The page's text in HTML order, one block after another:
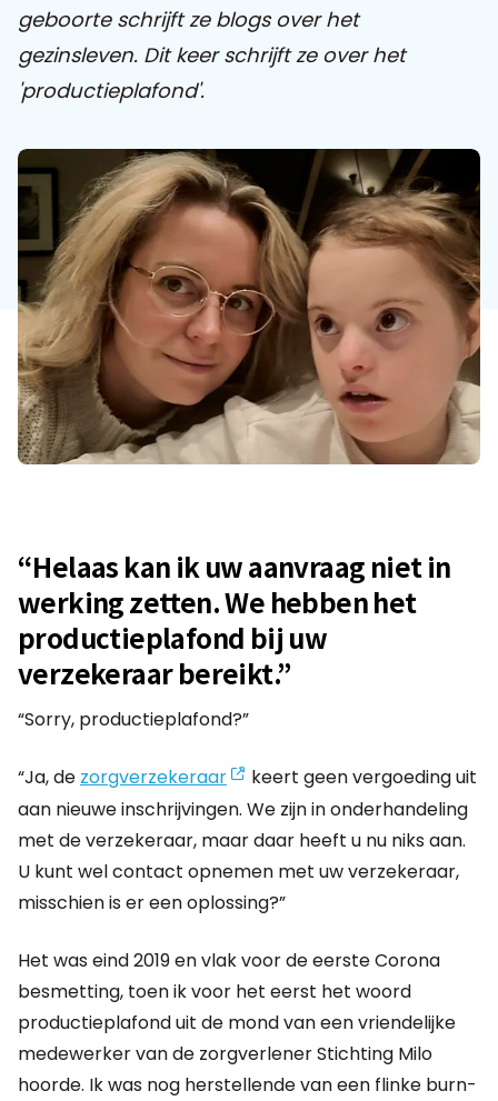
geboorte schrijft ze blogs over het
gezinsleven. Dit keer schrijft ze over het
'productieplafond'.
“Helaas kan ik uw aanvraag niet in
werking zetten. We hebben het
productieplafond bij uw
verzekeraar bereikt.”
“Sorry, productieplafond?”
“Ja, de zorgverzekeraar
keert geen vergoeding uit
aan nieuwe inschrijvingen. We zijn in onderhandeling
met de verzekeraar, maar daar heeft u nu niks aan.
U kunt wel contact opnemen met uw verzekeraar,
misschien is er een oplossing?”
Het was eind 2019 en vlak voor de eerste Corona
besmetting, toen ik voor het eerst het woord
productieplafond uit de mond van een vriendelijke
medewerker van de zorgverlener Stichting Milo
hoorde. Ik was nog herstellende van een flinke burn-